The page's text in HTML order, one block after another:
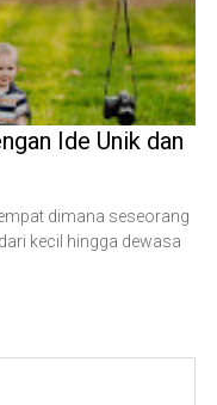
Ide Unik dan
dimana seseorang
kecil hingga dewasa